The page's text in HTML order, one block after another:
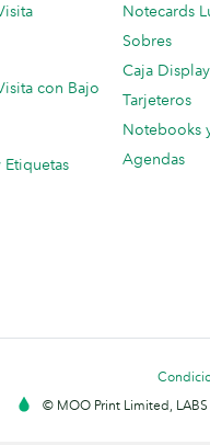
con Bajo
Notecards
Sobres
Caja Display
Tarjeteros
Notebooks
Agendas
© MOO Print Limited, LABS